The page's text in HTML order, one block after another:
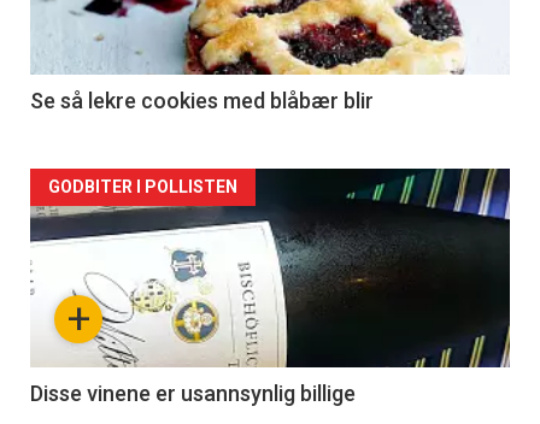
Se så lekre cookies med blåbær blir
Forsiden
akkurat
nå
2
+
GODBITER I POLLISTEN
Disse vinene er usannsynlig billige